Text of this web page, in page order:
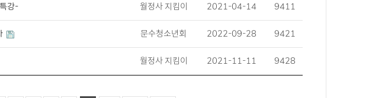
강- 월정사 지킴이 2021-04-14 9411
문수청소년회 2022-09-28 9421
월정사 지킴이 2021-11-11 9428